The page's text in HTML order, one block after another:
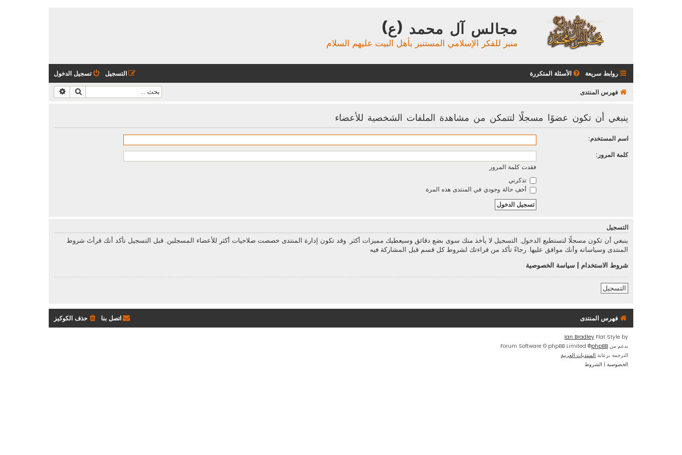
مجالس آل محمد (ع)
منبر للفكر الإسلامي المستنير بأهل البيت عليهم السلام
روابط سريعة الأسئلة المتكررة تسجيل الدخول التسجيل
فهرس المنتدى بحث
ينبغي أن تكون عضوًا مسجلًا لتتمكن من مشاهدة الملفات الشخصية للأعضاء
اسم المستخدم:
كلمة المرور:
فقدت كلمة المرور
تذكرني
أخفِ حالة وجودي في المنتدى هذه المرة
التسجيل
ينبغي أن تكون مسجلًا لتستطيع الدخول. التسجيل لا يأخذ منك سوى بضع دقائق وسيعطيك مميزات أكثر. وقد تكون إدارة المنتدى خصصت صلاحيات أكثر للأعضاء المسجلين. قبل التسجيل تأكد أنك قرأتَ شروط
المنتدى وسياساته وأنك موافق عليها. رجاءً تأكد من قراءتك لشروط كل قسم قبل المشاركة فيه
شروط الاستخدام
سياسة الخصوصية
التسجيل
فهرس المنتدى حذف الكوكيز اتصل بنا
Flat Style by
Ian Bradley
بدعم من phpBB
® Forum Software © phpBB Limited
الترجمة برعاية المنتديات العربية
الخصوصية | الشروط